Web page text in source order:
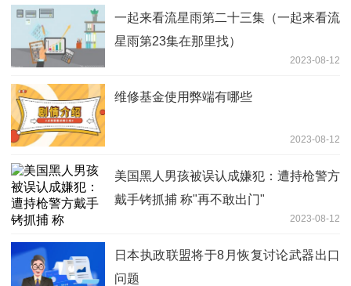
一起来看流星雨第二十三集（一起来看流
星雨第23集在那里找）
2023-08-12
维修基金使用弊端有哪些
2023-08-12
美国黑人男孩被误认成嫌犯：遭持枪警方
戴手铐抓捕 称"再不敢出门"
2023-08-12
日本执政联盟将于8月恢复讨论武器出口
问题